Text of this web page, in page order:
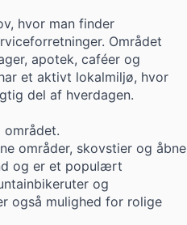
hvor man finder
Området
apotek, caféer og
et aktivt lokalmiljø, hvor
del af hverdagen.
området.
områder, skovstier og åbne
og er et populært
og
også mulighed for rolige